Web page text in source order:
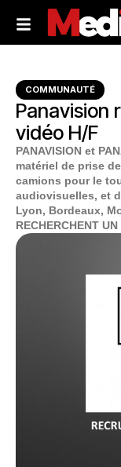
COMMUNAUTÉ
Panavision
vidéo H/F
PANAVISION et
matériel de prise
camions pour le
audiovisuelles, et
Lyon, Bordeaux,
RECHERCHENT